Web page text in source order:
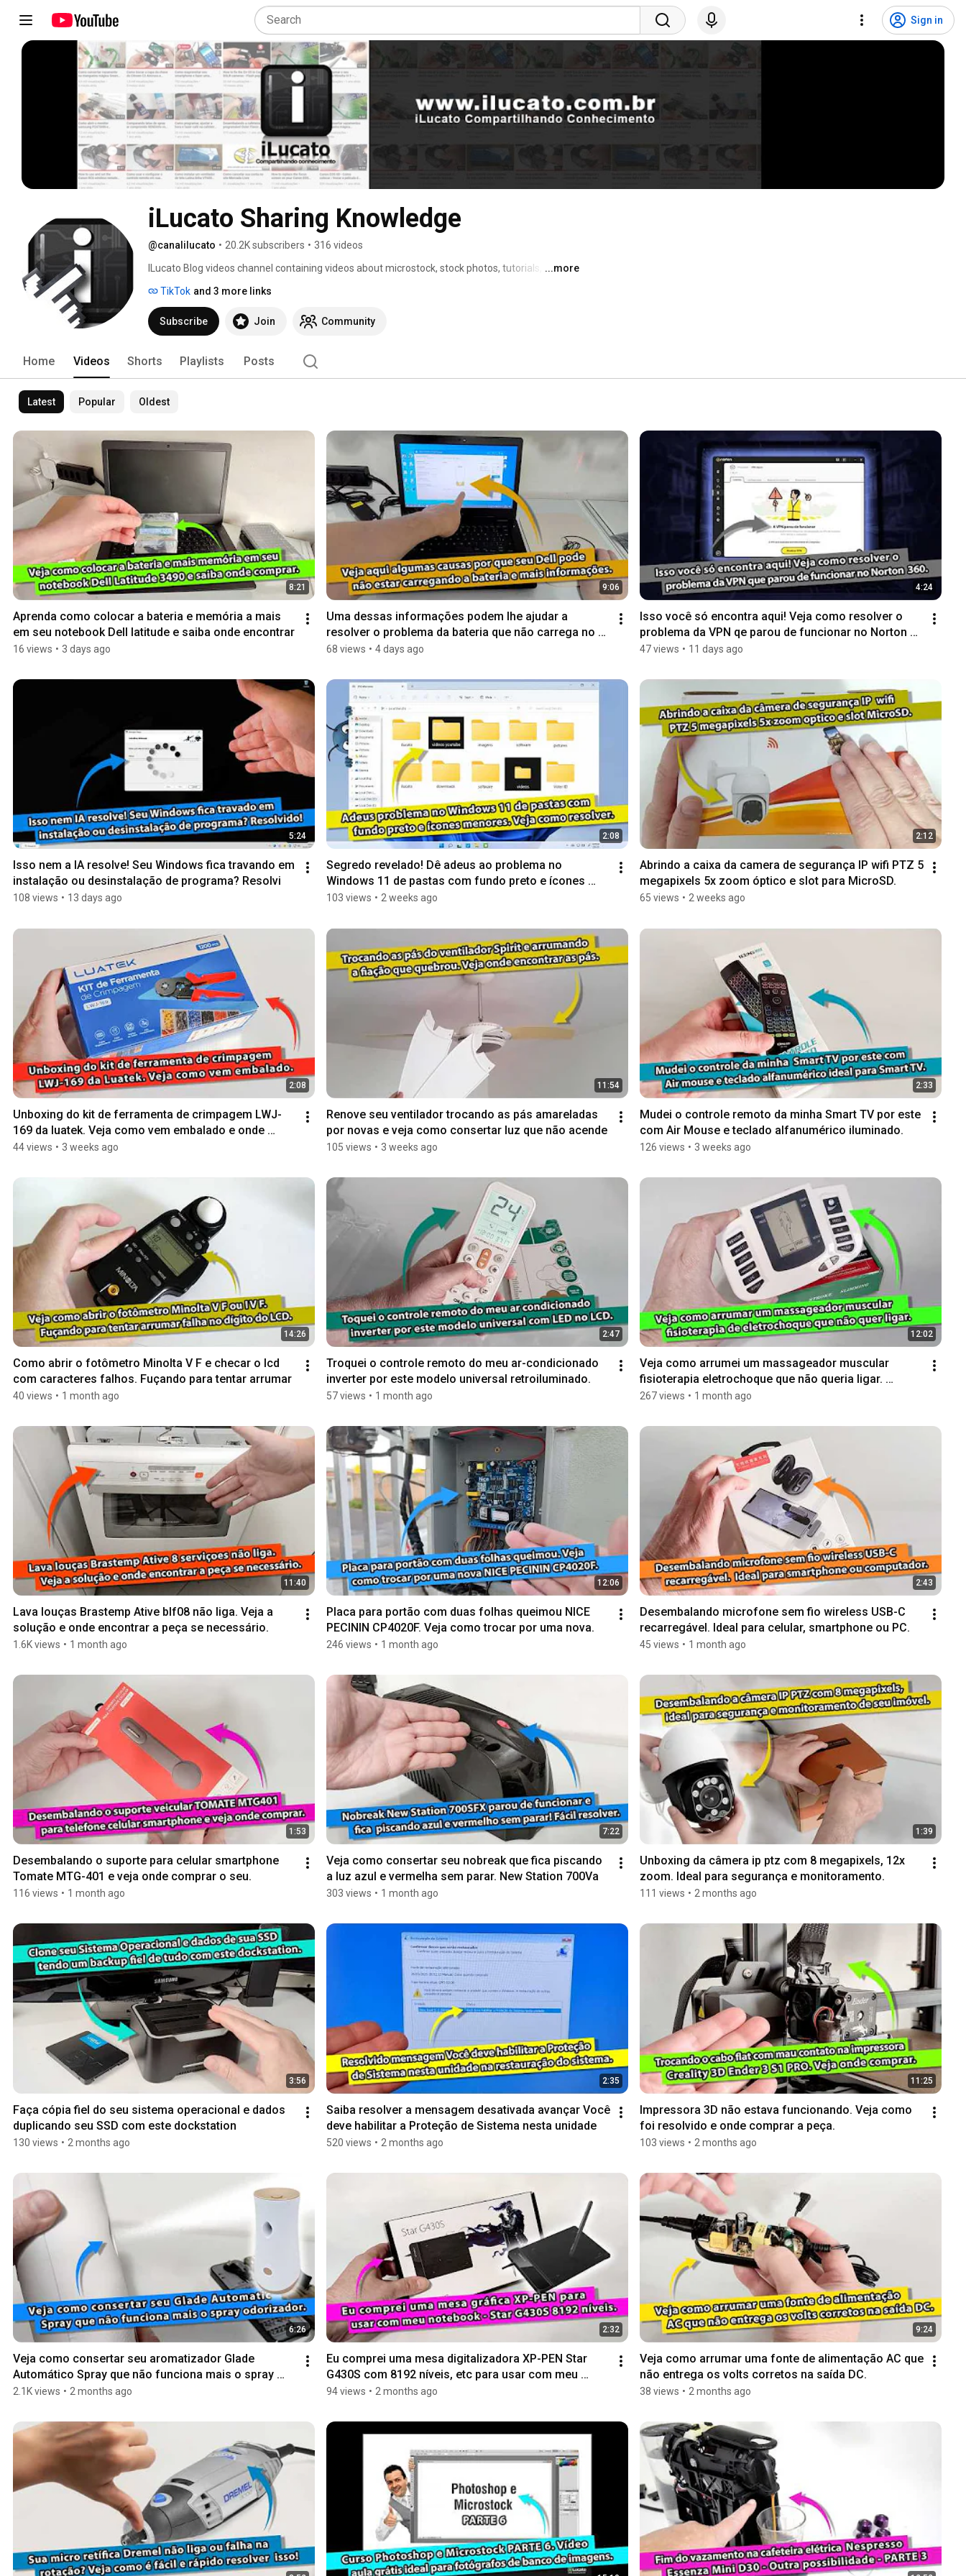
Sign in
iLucato Sharing Knowledge
@canalilucato • 20.2K subscribers • 316 videos
ILucato Blog videos channel containing videos about microstock, stock photos, tutorials,
photographic equipment and many other videos. Stay tuned on this channel. Add it to your
Favorites.
...more
TikTok and 3 more links
Subscribe Join Community
Home Videos Shorts Playlists Posts
Latest Popular Oldest
8:21
Aprenda como colocar a bateria e memória a mais
em seu notebook Dell latitude e saiba onde encontrar
16 views • 3 days ago
9:06
Uma dessas informações podem lhe ajudar a
resolver o problema da bateria que não carrega no
Dell.
68 views • 4 days ago
4:24
Isso você só encontra aqui! Veja como resolver o
problema da VPN qe parou de funcionar no Norton
360
47 views • 11 days ago
5:24
Isso nem a IA resolve! Seu Windows fica travando em
instalação ou desinstalação de programa? Resolvi
108 views • 13 days ago
2:08
Segredo revelado! Dê adeus ao problema no
Windows 11 de pastas com fundo preto e ícones
menores.
103 views • 2 weeks ago
2:12
Abrindo a caixa da camera de segurança IP wifi PTZ 5
megapixels 5x zoom óptico e slot para MicroSD.
65 views • 2 weeks ago
2:08
Unboxing do kit de ferramenta de crimpagem LWJ-
169 da luatek. Veja como vem embalado e onde
comprar.
44 views • 3 weeks ago
11:54
Renove seu ventilador trocando as pás amareladas
por novas e veja como consertar luz que não acende
105 views • 3 weeks ago
2:33
Mudei o controle remoto da minha Smart TV por este
com Air Mouse e teclado alfanumérico iluminado.
126 views • 3 weeks ago
14:26
Como abrir o fotômetro Minolta V F e checar o lcd
com caracteres falhos. Fuçando para tentar arrumar
40 views • 1 month ago
2:47
Troquei o controle remoto do meu ar-condicionado
inverter por este modelo universal retroiluminado.
57 views • 1 month ago
12:02
Veja como arrumei um massageador muscular
fisioterapia eletrochoque que não queria ligar.
Resolvido.
267 views • 1 month ago
11:40
Lava louças Brastemp Ative blf08 não liga. Veja a
solução e onde encontrar a peça se necessário.
1.6K views • 1 month ago
12:06
Placa para portão com duas folhas queimou NICE
PECININ CP4020F. Veja como trocar por uma nova.
246 views • 1 month ago
2:43
Desembalando microfone sem fio wireless USB-C
recarregável. Ideal para celular, smartphone ou PC.
45 views • 1 month ago
1:53
Desembalando o suporte para celular smartphone
Tomate MTG-401 e veja onde comprar o seu.
116 views • 1 month ago
7:22
Veja como consertar seu nobreak que fica piscando
a luz azul e vermelha sem parar. New Station 700Va
303 views • 1 month ago
1:39
Unboxing da câmera ip ptz com 8 megapixels, 12x
zoom. Ideal para segurança e monitoramento.
111 views • 2 months ago
3:56
Faça cópia fiel do seu sistema operacional e dados
duplicando seu SSD com este dockstation
130 views • 2 months ago
2:35
Saiba resolver a mensagem desativada avançar Você
deve habilitar a Proteção de Sistema nesta unidade
520 views • 2 months ago
11:25
Impressora 3D não estava funcionando. Veja como
foi resolvido e onde comprar a peça.
103 views • 2 months ago
6:26
Veja como consertar seu aromatizador Glade
Automático Spray que não funciona mais o spray
odorizador
2.1K views • 2 months ago
2:32
Eu comprei uma mesa digitalizadora XP-PEN Star
G430S com 8192 níveis, etc para usar com meu
notebook
94 views • 2 months ago
9:24
Veja como arrumar uma fonte de alimentação AC que
não entrega os volts corretos na saída DC.
38 views • 2 months ago